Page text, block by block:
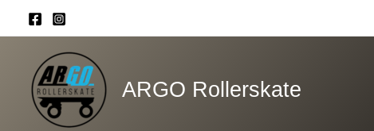
ARGO Rollerskate